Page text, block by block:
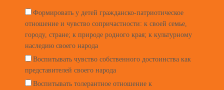
Формировать у детей гражданско-патриотическое
отношение и чувство сопричастности: к своей семье,
городу, стране; к природе родного края; к культурному
наследию своего народа
Воспитывать чувство собственного достоинства как
представителей своего народа
Воспитывать толерантное отношение к